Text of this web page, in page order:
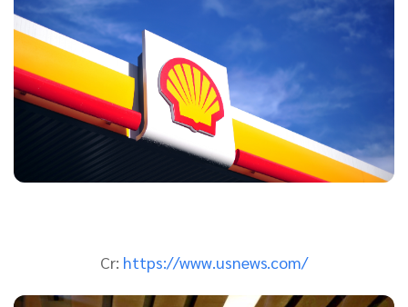
Cr: https://www.usnews.com/